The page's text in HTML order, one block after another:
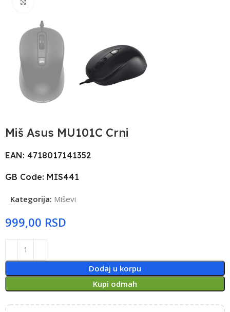
Miš Asus MU101C Crni
EAN: 4718017141352
GB Code: MIS441
Kategorija: Miševi
RSD
Dodaj u korpu
Kupi odmah